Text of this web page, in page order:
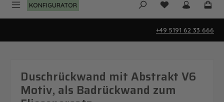
KONFIGURATOR Du hast 0
+49 5191 62 33 666
Duschrückwand mit Abstrakt V6
Motiv, als Badrückwand zum